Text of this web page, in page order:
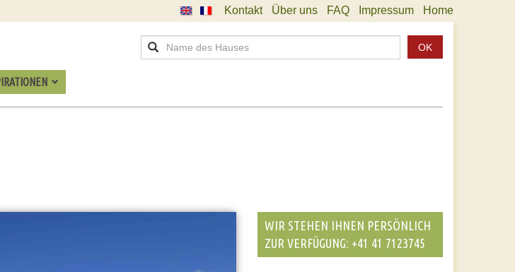
Kontakt Über uns FAQ Impressum Home
OK
WIR STEHEN IHNEN PERSÖNLICH
ZUR VERFÜGUNG: +41 41 7123745